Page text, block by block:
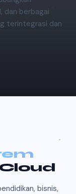
dan berbagai
terintegrasi dan
bisnis,